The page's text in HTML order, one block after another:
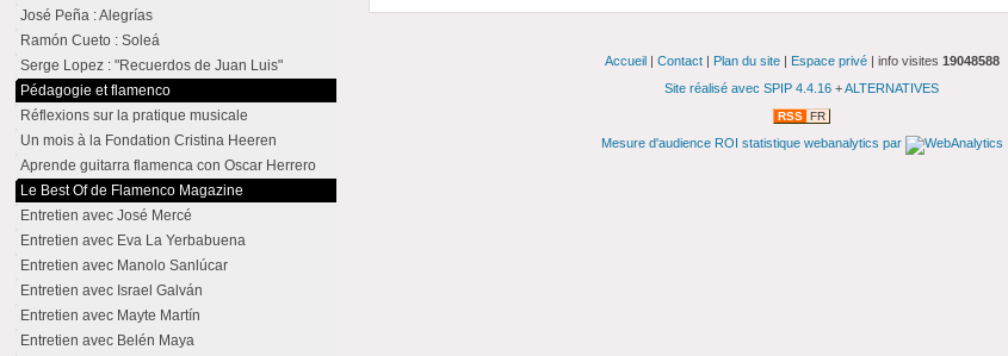
José Peña : Alegrías
Ramón Cueto : Soleá
Serge Lopez : "Recuerdos de Juan Luis"
Pédagogie et flamenco
Réflexions sur la pratique musicale
Un mois à la Fondation Cristina Heeren
Aprende guitarra flamenca con Oscar Herrero
Le Best Of de Flamenco Magazine
Entretien avec José Mercé
Entretien avec Eva La Yerbabuena
Entretien avec Manolo Sanlúcar
Entretien avec Israel Galván
Entretien avec Mayte Martín
Entretien avec Belén Maya
Accueil| Contact| Plan du site| Espace privé| info visites 19048588
Site réalisé avec SPIP 4.4.16 +ALTERNATIVES
RSS FR
Mesure d'audience ROI statistique webanalytics par